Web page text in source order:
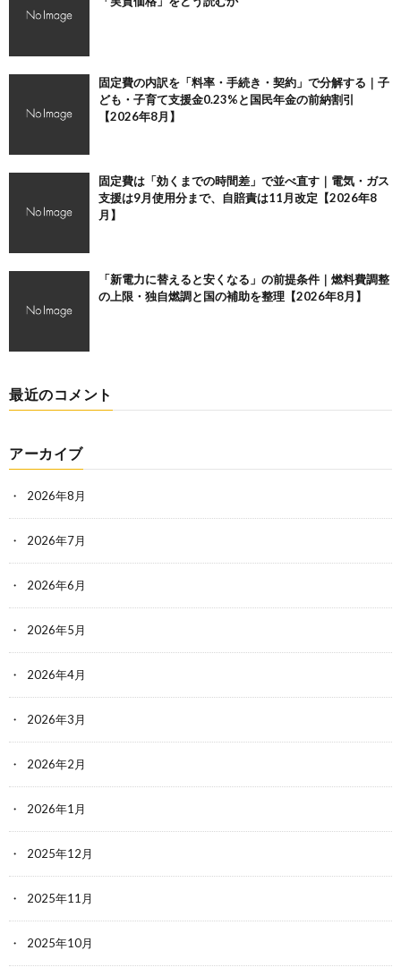
固定費の内訳を「料率・手続き・契約」で分解する｜子
ども・子育て支援金0.23%と国民年金の前納割引
【2026年8月】
固定費は「効くまでの時間差」で並べ直す｜電気・ガス
支援は9月使用分まで、自賠責は11月改定【2026年8
月】
「新電力に替えると安くなる」の前提条件｜燃料費調整
の上限・独自燃調と国の補助を整理【2026年8月】
最近のコメント
アーカイブ
2026年8月
2026年7月
2026年6月
2026年5月
2026年4月
2026年3月
2026年2月
2026年1月
2025年12月
2025年11月
2025年10月